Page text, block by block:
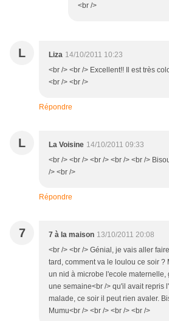
<br />
L Liza 14/10/2011 10:23
<br /> <br /> Excellent!! Il est très
<br /> <br />
Répondre
L La Voisine 14/10/2011 09:33
<br /> <br /> <br /> <br /> <br />
/> <br />
Répondre
7 7 à la maison 13/10/2011 20:08
<br /> <br /> Génial, je vais aller
tard, comment va le loulou ce soir ?
un nid à microbe l'ecole maternelle,
une semaine<br /> qu'il avait repris
malade, ce soir il peut rien avaler.
Mumu<br /> <br /> <br /> <br />